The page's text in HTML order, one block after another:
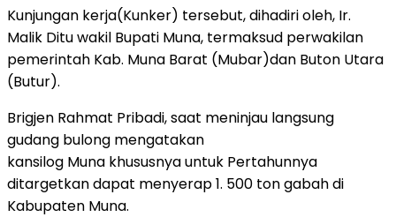
Kunjungan kerja(Kunker) tersebut, dihadiri oleh, Ir.
Malik Ditu wakil Bupati Muna, termaksud perwakilan
pemerintah Kab. Muna Barat (Mubar)dan Buton Utara
(Butur).
Brigjen Rahmat Pribadi, saat meninjau langsung
gudang bulong mengatakan
kansilog Muna khususnya untuk Pertahunnya
ditargetkan dapat menyerap 1. 500 ton gabah di
Kabupaten Muna.